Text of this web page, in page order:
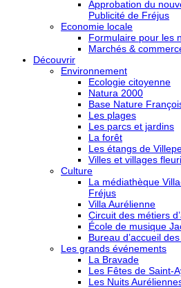
Approbation du
Publicité de Fréjus
Economie locale
Formulaire pour les
Marchés &
Découvrir
Environnement
Ecologie citoyenne
Natura 2000
Base Nature
Les plages
Les parcs et jardins
La forêt
Les étangs de
Villes et villages
Culture
La médiathèque
Fréjus
Villa Aurélienne
Circuit des métiers
École de musique
Bureau d’accueil
Les grands événements
La Bravade
Les Fêtes de Saint-
Les Nuits